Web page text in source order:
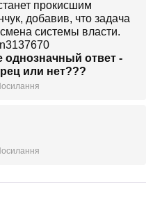
прокисшим
добавив, что задача
системы власти.
однозначный ответ -
или нет???